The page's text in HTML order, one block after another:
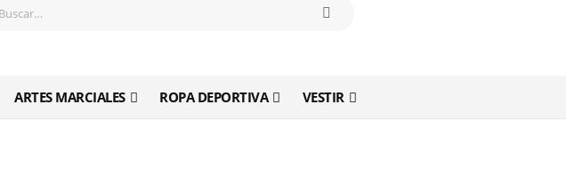
ARTES MARCIALES ROPA DEPORTIVA VESTIR